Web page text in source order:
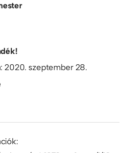
2020. szeptember 28.